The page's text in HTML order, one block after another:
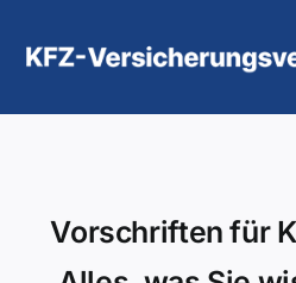
Inhalt
Vorschriften für